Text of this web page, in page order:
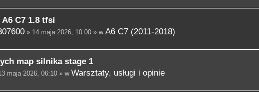
C7 1.8 tfsi
» 14 maja 2026, 10:00 » w A6 C7 (2011-2018)
map silnika stage 1
maja 2026, 06:10 » w Warsztaty, usługi i opinie